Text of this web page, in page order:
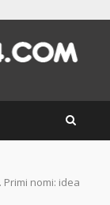
nomi: idea